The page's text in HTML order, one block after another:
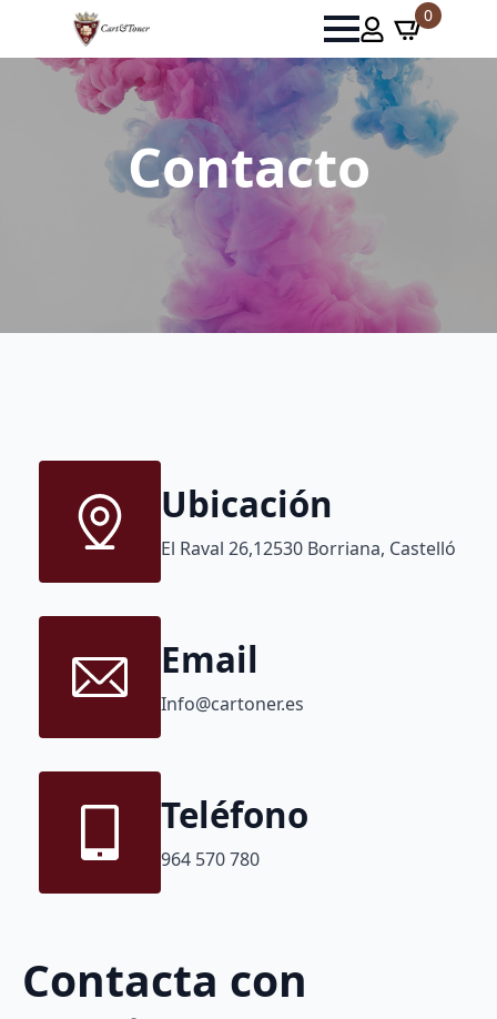
0
Contacto
Ubicación
El Raval 26,12530 Borriana, Castelló
Email
Info@cartoner.es
Teléfono
964 570 780
Contacta con